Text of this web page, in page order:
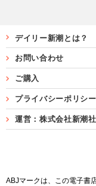
デイリー新潮とは？
お問い合わせ
ご購入
プライバシーポリシー
運営：株式会社新潮社
ABJマークは、この電子書